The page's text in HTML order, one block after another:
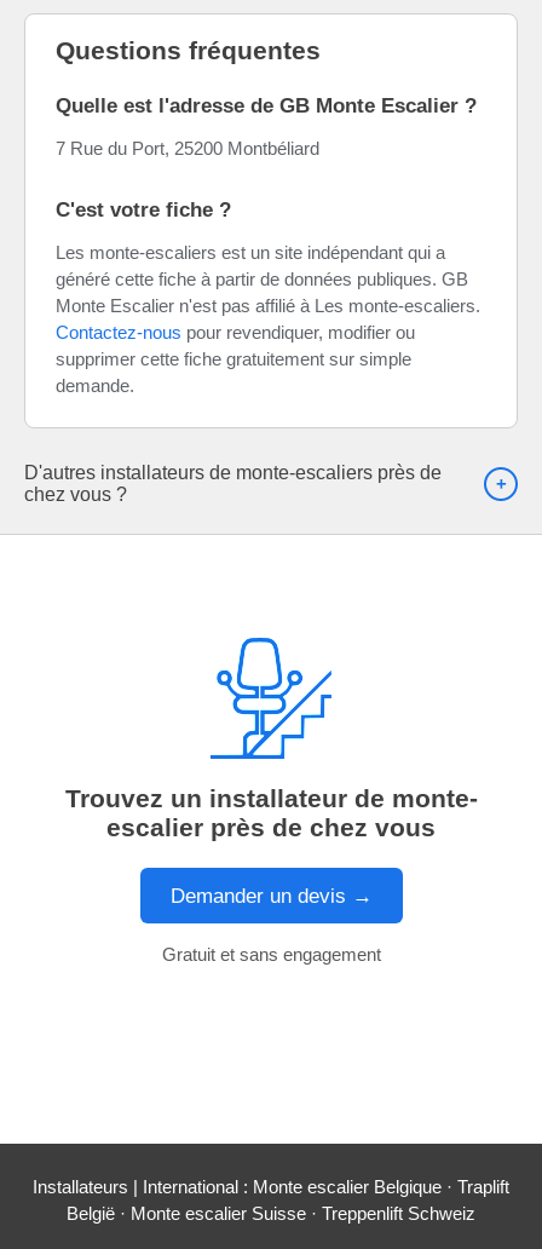
Questions fréquentes
Quelle est l'adresse de GB Monte Escalier ?
7 Rue du Port, 25200 Montbéliard
C'est votre fiche ?
Les monte-escaliers est un site indépendant qui a
généré cette fiche à partir de données publiques. GB
Monte Escalier n'est pas affilié à Les monte-escaliers.
Contactez-nous pour revendiquer, modifier ou
supprimer cette fiche gratuitement sur simple
demande.
D'autres installateurs de monte-escaliers près de
chez vous ?
Trouvez un installateur de monte-
escalier près de chez vous
Demander un devis →
Gratuit et sans engagement
Installateurs | International : Monte escalier Belgique · Traplift
België · Monte escalier Suisse · Treppenlift Schweiz